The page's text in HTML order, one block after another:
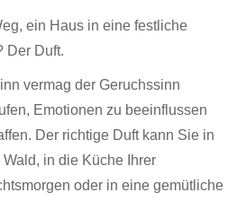
ein Haus in eine festliche
Der Duft.
vermag der Geruchssinn
Emotionen zu beeinflussen
Der richtige Duft kann Sie in
in die Küche Ihrer
oder in eine gemütliche